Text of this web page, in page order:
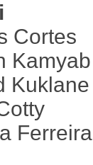
Cortes
Kamyab
Kuklane
Ferreira